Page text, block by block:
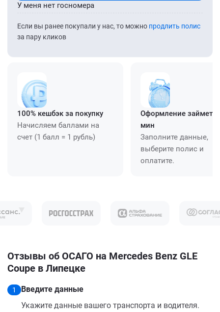
Если вы ранее покупали у нас, то можно продлить полис
за пару кликов
У меня нет госномера
100% кешбэк за покупку
Начисляем баллами на
счет (1 балл = 1 рубль)
Оформление займет
мин
Заполните данные,
выберите полис и
оплатите.
Отзывы об ОСАГО на Mercedes Benz GLE
Coupe в Липецке
1
Введите данные
Укажите данные вашего транспорта и водителя.